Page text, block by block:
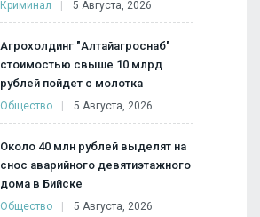
Криминал 5 Августа, 2026
Агрохолдинг "Алтайагроснаб"
стоимостью свыше 10 млрд
рублей пойдет с молотка
Общество 5 Августа, 2026
Около 40 млн рублей выделят на
снос аварийного девятиэтажного
дома в Бийске
Общество 5 Августа, 2026